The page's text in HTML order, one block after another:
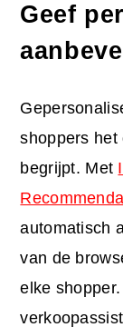
Geef
shoppers het
begrijpt. Met
automatisch
van de
elke